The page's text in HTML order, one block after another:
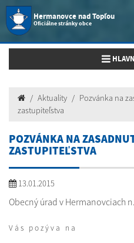
Hermanovce nad Topľou
Oficiálne stránky obce
Toggle
Aktuality
Pozvánka na
zastupiteľstva
POZVÁNKA NA
ZASTUPITEĽSTVA
13.01.2015
Obecný úrad v Hermanovciach
V á s p o z ý v a n a